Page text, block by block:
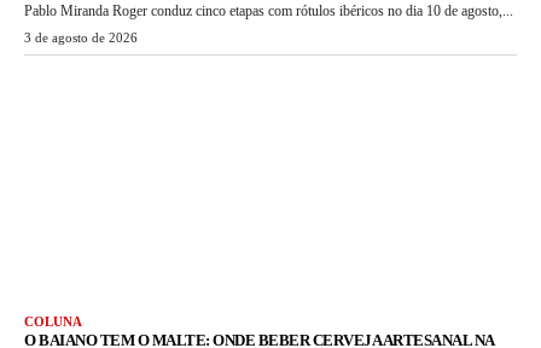
Pablo Miranda Roger conduz cinco etapas com rótulos ibéricos no dia 10 de agosto,...
3 de agosto de 2026
COLUNA
O BAIANO TEM O MALTE: ONDE BEBER CERVEJA ARTESANAL NA